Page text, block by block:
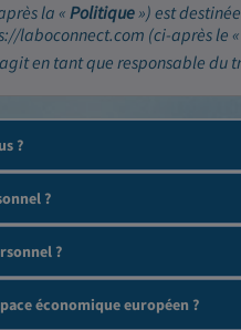
la « Politique») est
laboconnect.com (ci-après le «
en tant que responsable
?
?
?
économique européen ?